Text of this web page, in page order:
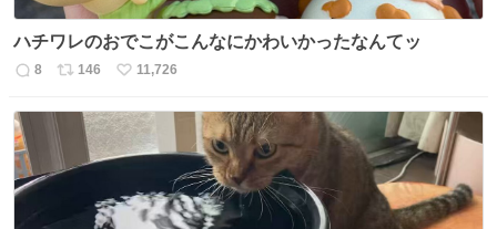
ハチワレのおでこがこんなにかわいかったなんてッ
返
数
8
リ
ス
ト
数
146
い
ね
数
11,726